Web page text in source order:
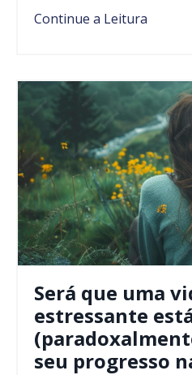
Continue a Leitura
Será que uma
estressante
seu progresso